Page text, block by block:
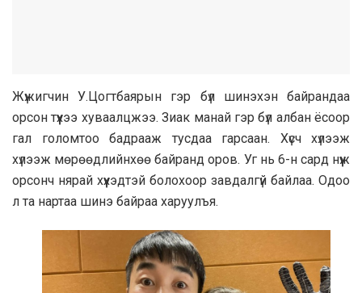
Жүжигчин У.Цогтбаярын гэр бүл шинэхэн байрандаа
орсон түүхээ хуваалцжээ. Зиак манай гэр бүл албан ёсоор
гал голомтоо бадрааж тусдаа гарсаан. Хүсч хүлээж
хүлээж мөрөөдлийнхөө байранд оров. Уг нь 6-н сард нүүж
орсонч нярай хүүхэдтэй болохоор завдалгүй байлаа. Одоо
л та нартаа шинэ байраа харуулъя.